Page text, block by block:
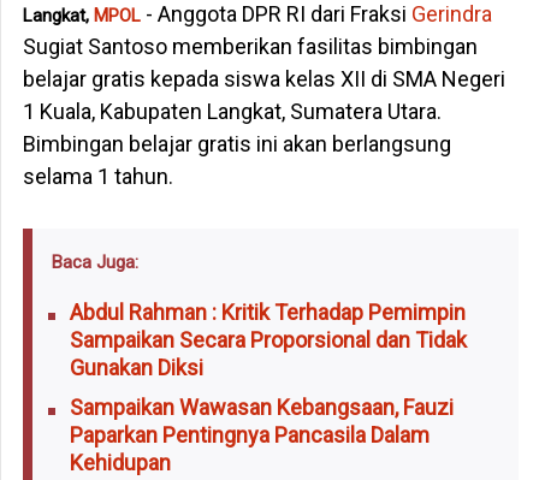
Langkat, MPOL- Anggota DPR RI dari Fraksi Gerindra
Sugiat Santoso memberikan fasilitas bimbingan
belajar gratis kepada siswa kelas XII di SMA Negeri
1 Kuala, Kabupaten Langkat, Sumatera Utara.
Bimbingan belajar gratis ini akan berlangsung
selama 1 tahun.
Baca Juga:
Abdul Rahman : Kritik Terhadap Pemimpin
Sampaikan Secara Proporsional dan Tidak
Gunakan Diksi
Sampaikan Wawasan Kebangsaan, Fauzi
Paparkan Pentingnya Pancasila Dalam
Kehidupan